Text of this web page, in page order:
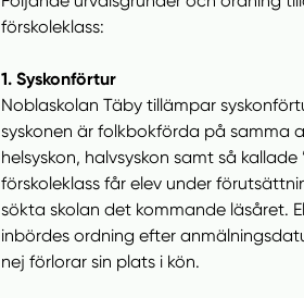
förskoleklass:
1. Syskonförtur
Noblaskolan Täby tillämpar
syskonen är folkbokförda på samma
helsyskon, halvsyskon samt så kallade
förskoleklass får elev under
sökta skolan det kommande läsåret.
inbördes ordning efter
nej förlorar sin plats i kön.